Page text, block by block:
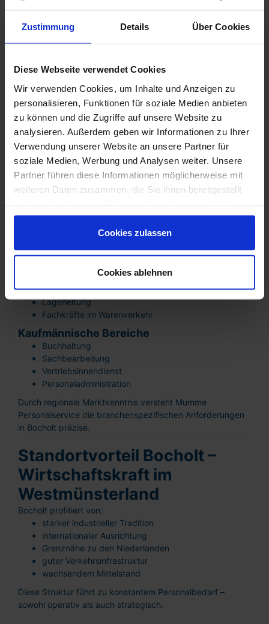
Zustimmung Details Über Cookies
Diese Webseite verwendet Cookies
Wir verwenden Cookies, um Inhalte und Anzeigen zu
personalisieren, Funktionen für soziale Medien anbieten
zu können und die Zugriffe auf unsere Website zu
analysieren. Außerdem geben wir Informationen zu Ihrer
Verwendung unserer Website an unsere Partner für
soziale Medien, Werbung und Analysen weiter. Unsere
Partner führen diese Informationen möglicherweise mit
weiteren Daten zusammen, die Sie ihnen bereitgestellt
gesammelt haben. Sie sind damit einverstanden und
können Ihre Einwilligung jederzeit mit Wirkung für die
Zukunft widerrufen oder ändern.
Cookies zulassen
Cookies ablehnen
Reduzierung von Fehlbesetzungen
eine präzise Auswahl entscheidend.
Branchenlösungen für
Unternehmen in Bocholt
Industrie & Maschinenbau
Industriemechaniker
Zerspanungsmechaniker
Produktionsleiter
Qualitätssicherung
Wartungstechniker
Logistik & Handel
Disponenten
Lagerleitung
Fachkräfte im Warenverkehr
Kaufmännische Bereiche
Buchhaltung
Sachbearbeitung
Vertriebsinnendienst
Personaladministration
Durch regionale Marktkenntnis versteht Mumme
Personalservice die branchenspezifischen Anforderungen
in Bocholt präzise.
Standortvorteil Bocholt –
Wirtschaftskraft im
Westmünsterland
Bocholt profitiert von:
starker industrieller Tradition
internationaler Ausrichtung
Grenznähe zu den Niederlanden
guter Verkehrsinfrastruktur
wachsendem Mittelstand
Diese Struktur führt zu konstantem Personalbedarf –
sowohl operativ als auch strategisch.